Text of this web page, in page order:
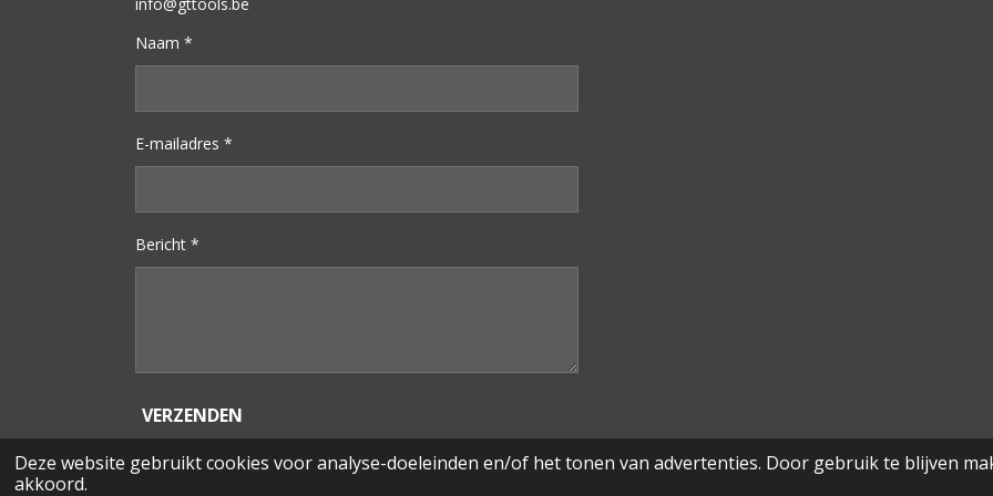
Deze website gebruikt cookies voor analyse-doeleinden en/of het tonen van advertenties. Door gebruik te blijven
akkoord.
Naam *
E-mailadres *
Bericht *
VERZENDEN
© 2023GTTOOLS